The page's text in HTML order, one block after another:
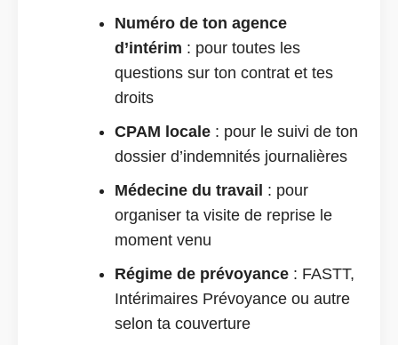
Numéro de ton agence
d’intérim : pour toutes les
questions sur ton contrat et tes
droits
CPAM locale : pour le suivi de ton
dossier d’indemnités journalières
Médecine du travail : pour
organiser ta visite de reprise le
moment venu
Régime de prévoyance : FASTT,
Intérimaires Prévoyance ou autre
selon ta couverture